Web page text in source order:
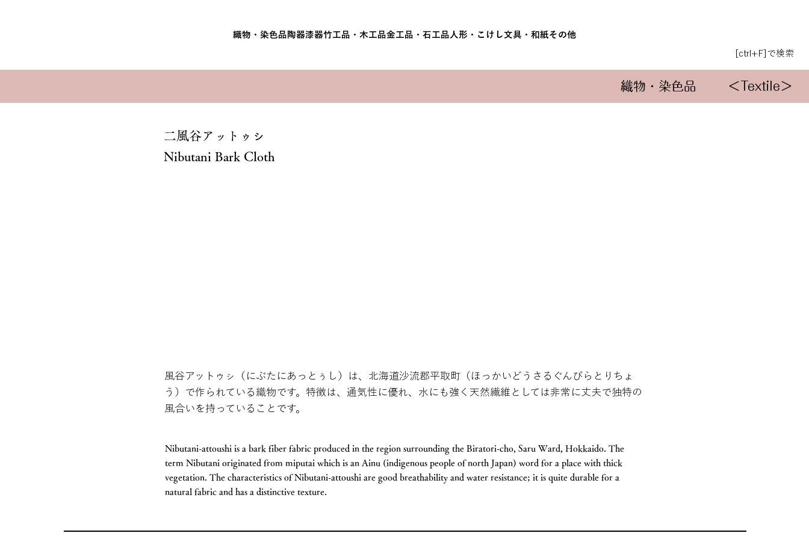
織物・染色品 陶器漆器竹工品・木工品金工品・石工品 人形・こけし 文具・和紙その他
[ctrl+F]で検索
織物・染色品 ＜Textile＞
二風谷アットゥㇱ
Nibutani Bark Cloth
風谷アットゥㇱ（にぶたにあっとぅし）は、北海道沙流郡平取町（ほっかいどうさるぐんびらとりちょ
う）で作られている織物です。特徴は、通気性に優れ、水にも強く天然繊維としては非常に丈夫で独特の
風合いを持っていることです。
Nibutani-attoushi is a bark fiber fabric produced in the region surrounding the Biratori-cho, Saru Ward, Hokkaido. The
term Nibutani originated from miputai which is an Ainu (indigenous people of north Japan) word for a place with thick
vegetation. The characteristics of Nibutani-attoushi are good breathability and water resistance; it is quite durable for a
natural fabric and has a distinctive texture.